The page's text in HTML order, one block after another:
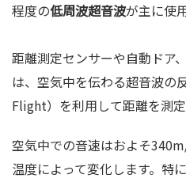
程度の低周波超音波が主に使
距離測定センサーや自動ドア
は、空気中を伝わる超音波の
Flight）を利用して距離を測定
空気中での音速はおよそ
温度によって変化します。特